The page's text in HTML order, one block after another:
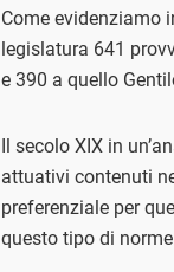
Come evidenziamo
legislatura 641
e 390 a quello
Il secolo XIX in
attuativi contenuti
preferenziale per
questo tipo di